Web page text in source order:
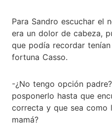
Para Sandro escuchar el
era un dolor de cabeza,
que podía recordar
fortuna Casso.
-¿No tengo opción
posponerlo hasta que
correcta y que sea como
mamá?